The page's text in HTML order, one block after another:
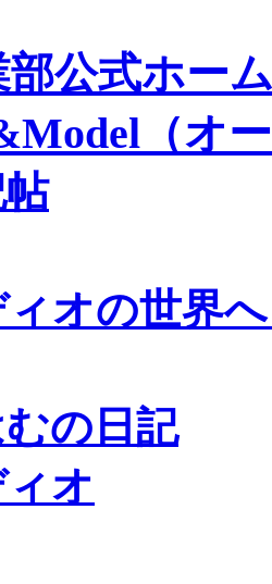
公式ホー
（オ
オの世界
の日記
オ